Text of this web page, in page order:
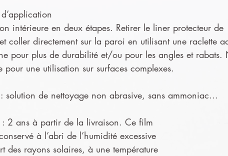
intérieure en deux étapes. Retirer le liner protecteur de
coller directement sur la paroi en utilisant une raclette
pour plus de durabilité et/ou pour les angles et rabats.
pour une utilisation sur surfaces complexes.
solution de nettoyage non abrasive, sans ammoniac...
: 2 ans à partir de la livraison. Ce film
à l’abri de l’humidité excessive
des rayons solaires, à une température